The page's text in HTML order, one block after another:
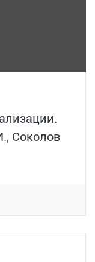
Соколов